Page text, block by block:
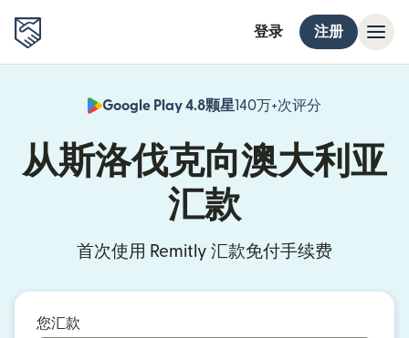
登录 注册
Google Play 4.8颗星140万+次评分
从斯洛伐克向澳大利亚
汇款
首次使用 Remitly 汇款免付手续费
您汇款